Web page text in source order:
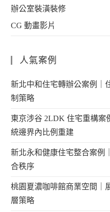
辦公室裝潢裝修
CG 動畫影片
人氣案例
新北中和住宅轉辦公案例｜
制策略
東京涉谷 2LDK 住宅重構案
統邊界內比例重建
新北永和健康住宅整合案例
合秩序
桃園夏濃咖啡館商業空間｜
層策略